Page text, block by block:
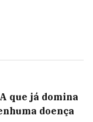
que já domina
doença